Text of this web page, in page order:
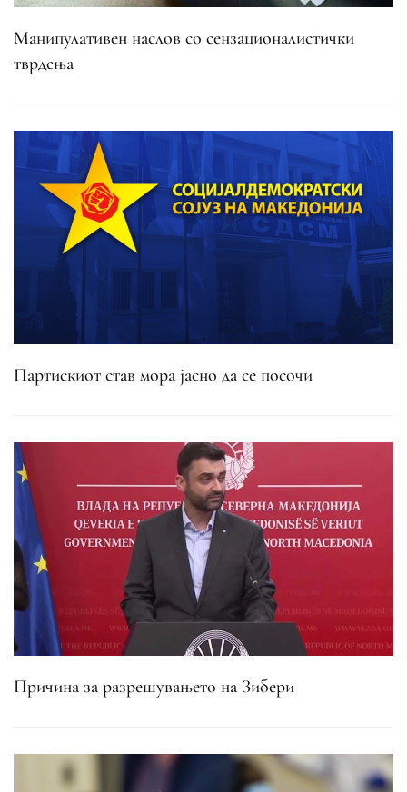
Манипулативен наслов со сензационалистички
тврдења
Партискиот став мора јасно да се посочи
Причина за разрешувањето на Зибери